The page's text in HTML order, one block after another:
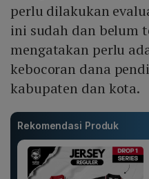
perlu dilakukan
ini sudah dan belum
mengatakan perlu
kebocoran dana
kabupaten dan kota.
Rekomendasi Produk